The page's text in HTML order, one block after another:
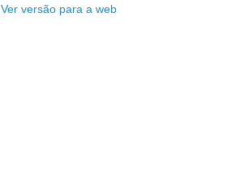
Ver versão para a web